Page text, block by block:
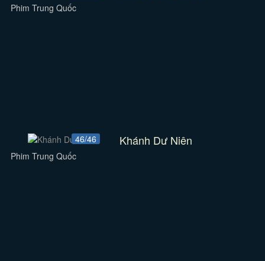
Phim Trung Quốc
46/46 Khánh Dư Niên
Phim Trung Quốc